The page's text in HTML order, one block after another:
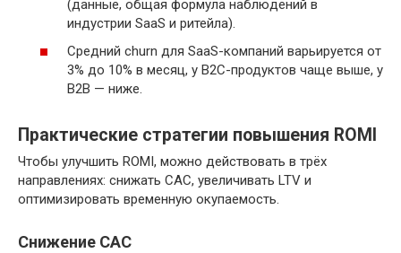
(данные, общая формула наблюдений в
индустрии SaaS и ритейла).
Средний churn для SaaS-компаний варьируется от
3% до 10% в месяц, у B2C-продуктов чаще выше, у
B2B — ниже.
Практические стратегии повышения ROMI
Чтобы улучшить ROMI, можно действовать в трёх
направлениях: снижать CAC, увеличивать LTV и
оптимизировать временную окупаемость.
Снижение CAC